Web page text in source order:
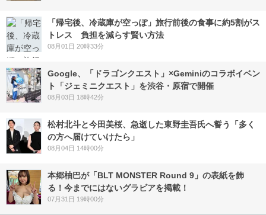
「帰宅後、冷蔵庫が空っぽ」旅行前後の食事に約5割がス
トレス 負担を減らす賢い方法
08月01日 20時33分
Google、「ドラゴンクエスト」×Geminiのコラボイベン
ト「ジェミニクエスト」を渋谷・原宿で開催
08月03日 18時42分
松村北斗と今田美桜、急逝した東野圭吾氏へ誓う「多く
の方へ届けていけたら」
08月04日 14時00分
本郷柚巴が「BLT MONSTER Round 9」の表紙を飾
る！今までにはないグラビアを掲載！
07月31日 19時00分